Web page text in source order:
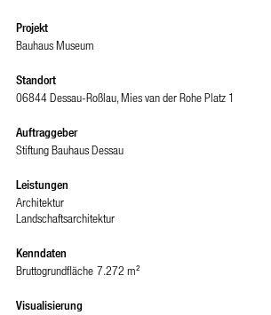
Projekt
Bauhaus Museum
Standort
06844 Dessau-Roßlau, Mies van der Rohe Platz 1
Auftraggeber
Stiftung Bauhaus Dessau
Leistungen
Architektur
Landschaftsarchitektur
Kenndaten
Bruttogrundfläche 7.272 m²
Visualisierung